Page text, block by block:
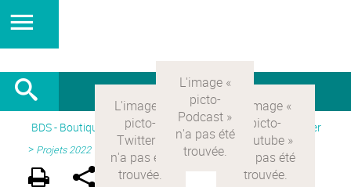
BDS - Boutique des sciences Version Française> Participer
> Projets 2022